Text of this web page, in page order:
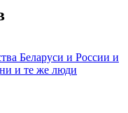
Беларуси и России и
и те же люди